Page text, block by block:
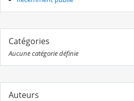
Catégories
Aucune catégorie définie
Auteurs